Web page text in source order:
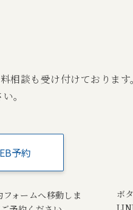
相談も受け付けております
。
予約
ォームへ移動しま
ボ